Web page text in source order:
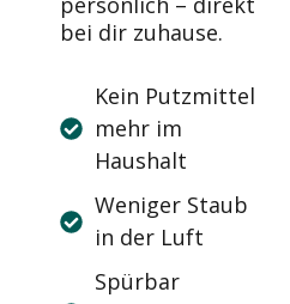
bei dir zuhause.
Kein Putzmittel
mehr im
Haushalt
Weniger Staub
in der Luft
Spürbar